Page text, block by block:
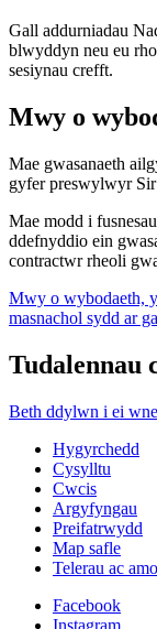
Gall addurniadau
blwyddyn neu eu
sesiynau crefft.
Mwy o
Mae gwasanaeth
gyfer preswylwyr
Mae modd i
ddefnyddio ein
contractwr rheoli
Mwy o wybodaeth,
masnachol sydd ar
Tudalennau
Beth ddylwn i ei
Hygyrchedd
Cysylltu
Cwcis
Argyfyngau
Preifatrwydd
Map safle
Telerau ac
Facebook
Instagram